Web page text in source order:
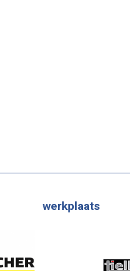
werkplaats